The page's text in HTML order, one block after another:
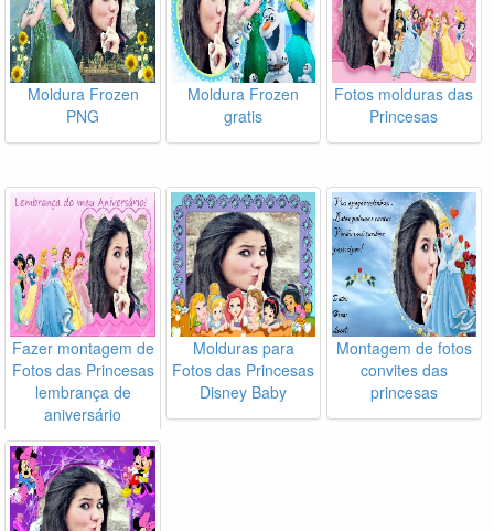
Moldura Frozen
PNG
Moldura Frozen
gratis
Fotos molduras das
Princesas
Fazer montagem de
Fotos das Princesas
lembrança de
aniversário
Molduras para
Fotos das Princesas
Disney Baby
Montagem de fotos
convites das
princesas